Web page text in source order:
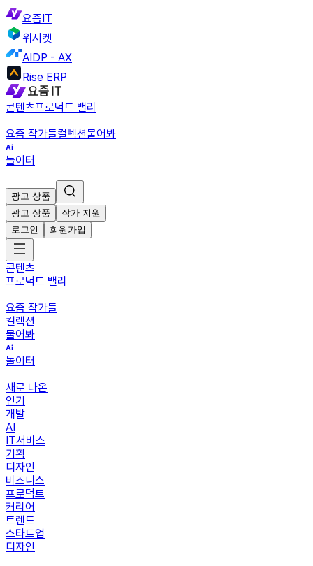
요즘IT
위시켓
AIDP - AX
Rise ERP
콘텐츠프로덕트 밸리
요즘 작가들컬렉션물어봐
놀이터
광고 상품
광고 상품
작가 지원
로그인
회원가입
콘텐츠
프로덕트 밸리
요즘 작가들
컬렉션
물어봐
놀이터
새로 나온
인기
개발
AI
IT서비스
기획
디자인
비즈니스
프로덕트
커리어
트렌드
스타트업
디자인